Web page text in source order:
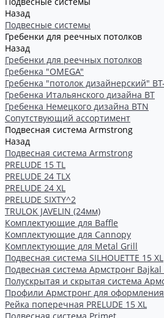
Назад
Подвесные системы
Гребенки для реечных потолков
Назад
Гребенки для реечных потолков
Гребенка "OMEGA"
Гребенка "потолок дизайнерский"
Гребенка Итальянского дизайна BT
Гребенка Немецкого дизайна ВТN
Сопутствующий ассортимент
Подвесная система Armstrong
Назад
Подвесная система Armstrong
PRELUDE 15 TL
PRELUDE 24 TLX
PRELUDE 24 XL
PRELUDE SIXTY^2
TRULOK JAVELIN (24мм)
Комплектующие для Baffle
Комплектующие для Cannopy
Комплектующие для Metal Grill
Подвесная система SILHOUETTE 15 XL
Подвесная система Армстронг
Полускрытая и скрытая система
Профили Армстронг для
Рейка поперечная PRELUDE 15 XL